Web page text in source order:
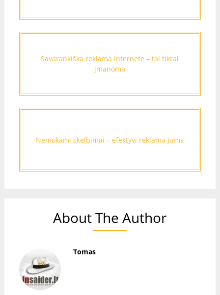
Savarankiška reklama internete – tai tikrai
įmanoma
Nemokami skelbimai – efektyvi reklama Jums
About The Author
Tomas